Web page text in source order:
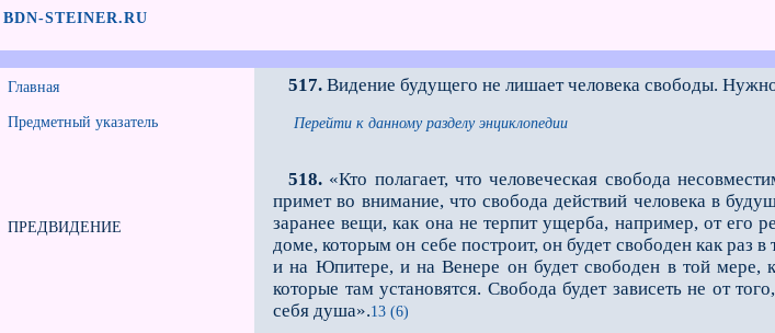
BDN-STEINER.RU
Главная
Предметный указатель
ПРЕДВИДЕНИЕ
517. Видение будущего не лишает человека свободы.
Перейти к данному разделу энциклопедии
518. «Кто полагает, что человеческая свобода
примет во внимание, что свобода действий человека в
заранее вещи, как она не терпит ущерба, например, от его
доме, которым он себе построит, он будет свободен как раз
и на Юпитере, и на Венере он будет свободен в той мере,
которые там установятся. Свобода будет зависеть не от
себя душа».13 (6)